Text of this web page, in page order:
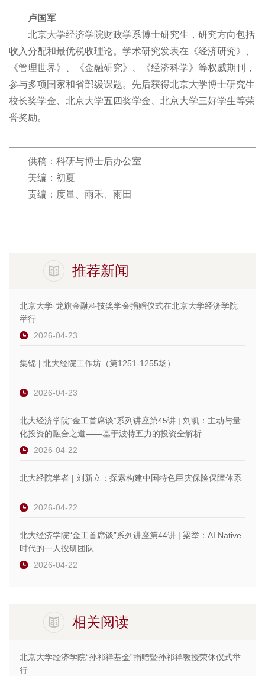
卢国军
北京大学经济学院财政学系博士研究生，研究方向包括
收入分配和最优税收理论。学术研究发表在《经济研究》、
《管理世界》、《金融研究》、《经济科学》等权威期刊，
参与多项国家和省部级课题。先后获得北京大学博士研究生
校长奖学金、北京大学五四奖学金、北京大学三好学生等荣
誉奖励。
供稿：科研与博士后办公室
美编：初夏
责编：度量、雨禾、雨田
推荐新闻
北京大学·龙旗金融科技奖学金捐赠仪式在北京大学经济学院
举行
2026-04-23
集锦 | 北大经院工作坊（第1251-1255场）
2026-04-23
北大经济学院“金工首席谈”系列讲座第45讲 | 刘凯：主动与量
化投资的融合之道——基于波特五力的投资全解析
2026-04-22
北大经院学者 | 刘新立：探索构建中国特色巨灾保险保障体系
2026-04-22
北大经济学院“金工首席谈”系列讲座第44讲 | 梁举：AI Native
时代的一人投研团队
2026-04-22
相关阅读
北京大学经济学院“孙祁祥基金”捐赠暨孙祁祥教授荣休仪式举
行